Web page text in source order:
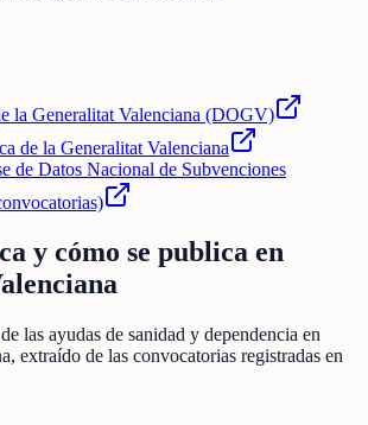
la Generalitat Valenciana (DOGV)
de la Generalitat Valenciana
Datos Nacional de Subvenciones
y cómo se publica en
las ayudas de sanidad y dependencia en
, extraído de las convocatorias registradas en